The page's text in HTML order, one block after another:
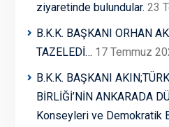
ziyaretinde bulundular. 23
B.K.K. BAŞKANI ORHAN
TAZELEDİ… 17 Temmuz
B.K.K. BAŞKANI
BİRLİĞİ’NİN ANKARADA
Konseyleri ve Demokratik